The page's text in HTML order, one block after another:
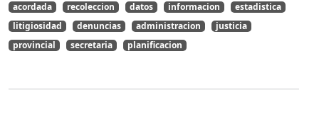
acordada
recoleccion datos informacion
estadistica
litigiosidad
denuncias administracion
justicia
provincial
secretaria planificacion